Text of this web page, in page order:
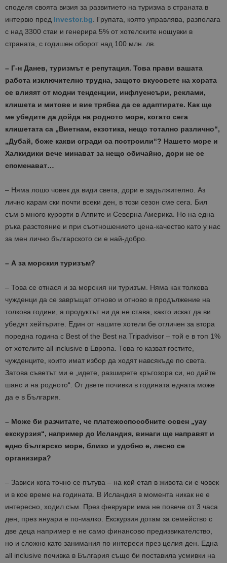
споделя своята визия за развитието на туризма в страната в
интервю пред Investor.bg. Групата, която управлява, разполага
с над 3300 стаи и генерира 5% от хотелските нощувки в
страната, с годишен оборот над 100 млн. лв.
– Г-н Данев, туризмът е репутация. Това прави вашата
работа изключително трудна, защото вкусовете на хората
се влияят от модни тенденции, инфлуенсъри, реклами,
клишета и митове и вие трябва да се адаптирате. Как ще
ме убедите да дойда на родното море, когато сега
клишетата са „Виетнам, екзотика, нещо тотално различно“,
„Дубай, боже какви сгради са построили“? Нашето море и
Халкидики вече минават за нещо обичайно, дори не се
споменават…
– Няма лошо човек да види света, дори е задължително. Аз
лично карам ски почти всеки ден, в този сезон сме сега. Бил
съм в много курорти в Алпите и Северна Америка. Но на една
ръка разстояние и при съотношението цена-качество като у нас
за мен лично българското си е най-добро.
– А за морския туризъм?
– Това се отнася и за морския ни туризъм. Няма как толкова
чужденци да се завръщат отново и отново в продължение на
толкова години, а продуктът ни да не става, както искат да ви
убедят хейтърите. Един от нашите хотели бе отличен за втора
поредна година с Best of the Best на Tripadvisor – той е в топ 1%
от хотелите all inclusive в Европа. Това го казват гостите,
чужденците, които имат избор да ходят навсякъде по света.
Затова съветът ми е „идете, разширете кръгозора си, но дайте
шанс и на родното“. От двете почивки в годината едната може
да е в България.
– Може би разчитате, че платежоспособните освен „уау
екскурзия“, например до Исландия, винаги ще направят и
едно българско море, близо и удобно е, лесно се
организира?
– Зависи кога точно се пътува – на кой етап в живота си е човек
и в кое време на годината. В Исландия в момента никак не е
интересно, ходил съм. През февруари има не повече от 3 часа
ден, през януари е по-малко. Екскурзия дотам за семейство с
две деца например е не само финансово предизвикателство,
но и сложно като занимания по интереси през целия ден. Една
all inclusive почивка в България също би поставила усмивки на